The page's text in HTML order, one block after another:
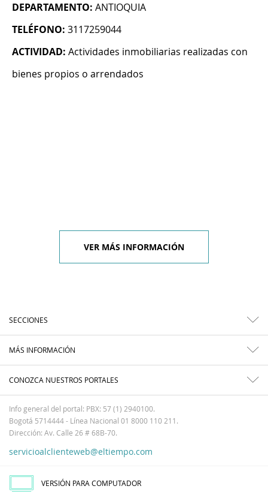
DEPARTAMENTO: ANTIOQUIA
TELÉFONO: 3117259044
ACTIVIDAD: Actividades inmobiliarias realizadas con
bienes propios o arrendados
VER MÁS INFORMACIÓN
SECCIONES
MÁS INFORMACIÓN
CONOZCA NUESTROS PORTALES
Info general del portal: PBX: 57 (1) 2940100.
Bogotá 5714444 - Línea Nacional 01 8000 110 211.
Dirección: Av. Calle 26 # 68B-70.
servicioalclienteweb@eltiempo.com
VERSIÓN PARA COMPUTADOR